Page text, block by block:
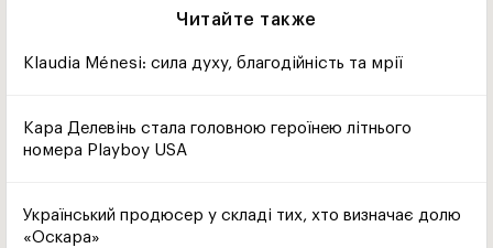
Читайте также
Klaudia Ménesi: сила духу, благодійність та мрії
Кара Делевінь стала головною героїнею літнього
номера Playboy USA
Український продюсер у складі тих, хто визначає долю
«Оскара»